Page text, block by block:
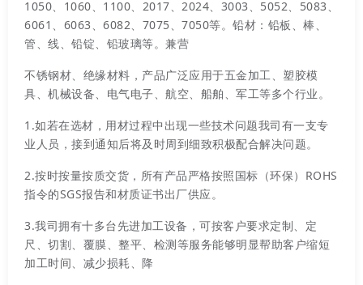
1050、1060、1100、2017、2024、3003、5052、5083、
6061、6063、6082、7075、7050等。铅材：铅板、棒、
管、线、铅锭、铅玻璃等。兼营
不锈钢材、绝缘材料，产品广泛应用于五金加工、塑胶模
具、机械设备、电气电子、航空、船舶、军工等多个行业。
1.如若在选材，用材过程中出现一些技术问题我司有一支专
业人员，接到通知后将及时周到细致积极配合解决问题。
2.按时按量按质交货，所有产品严格按照国标（环保）ROHS
指令的SGS报告和材质证书出厂供应。
3.我司拥有十多台先进加工设备，可按客户要求定制、定
尺、切割、覆膜、整平、检测等服务能够明显帮助客户缩短
加工时间、减少损耗、降